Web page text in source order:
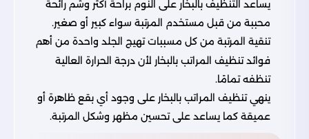
يساعد التنظيف بالبخار على النوم براحة أكثر وشم رائحة
محببة من قبل مستخدم المرتبة سواء كبير أو صغير.
تنقية المرتبة من كل مسببات تهيج الجلد واحدة من أهم
فوائد تنظيف المراتب بالبخار لأن درجة الحرارة العالية
تنظفه تمامًا.
ينهي تنظيف المراتب بالبخار على وجود أي بقع ظاهرة أو
عميقة كما يساعد على تحسين مظهر وشكل المرتبة.